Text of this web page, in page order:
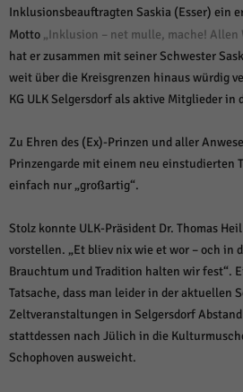
Inklusionsbeauftragten Saskia (Esser) ein
Motto „Inklusion – net mulle, mache! Allen
hat er zusammen mit seiner Schwester
weit über die Kreisgrenzen hinaus würdig
KG ULK Selgersdorf als aktive Mitglieder in
Zu Ehren des (Ex)-Prinzen und aller
Prinzengarde mit einem neu einstudierten
einfach nur „großartig“.
Stolz konnte ULK-Präsident Dr. Thomas
vorstellen. „Et bliev nix wie et wor – och in
Brauchtum und Tradition halten wir fest“.
Tatsache, dass man leider in der aktuellen
Zeltveranstaltungen in Selgersdorf
stattdessen nach Jülich in die
Schophoven ausweicht.
Statistik Cookies erfassen Informationen
uns zu verstehen, wie unsere Besucher unsere
Cookie-Informationen
Marketing (1)
über Websites hinweg verfolgen.
Cookie-Informationen
standardmäßig blockiert. Wenn Cookies von
werden, bedarf der Zugriff auf diese Inhalte
mehr.
Cookie-Informationen
powered by Borlabs Cookie